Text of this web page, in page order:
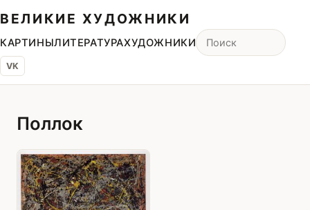
ВЕЛИКИЕ ХУДОЖНИКИ
КАРТИНЫЛИТЕРАТУРАХУДОЖНИКИ
VK
Поллок